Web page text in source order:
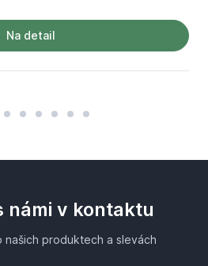
Na detail
námi v kontaktu
našich produktech a slevách